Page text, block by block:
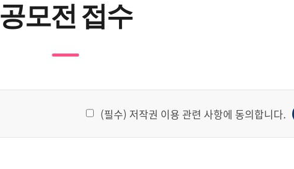
공모전 접수
(필수) 저작권 이용 관련 사항에 동의합니다.